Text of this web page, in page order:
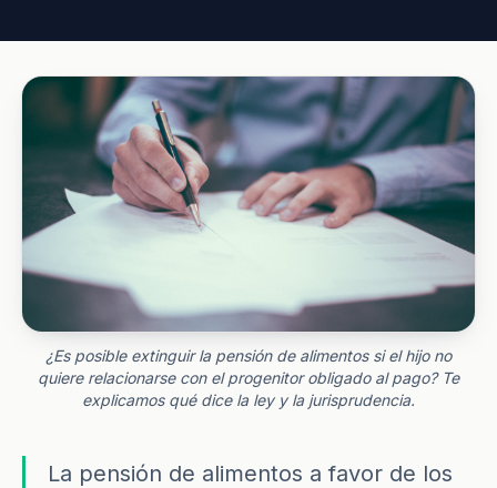
¿Es posible extinguir la pensión de alimentos si el hijo no
quiere relacionarse con el progenitor obligado al pago? Te
explicamos qué dice la ley y la jurisprudencia.
La pensión de alimentos a favor de los